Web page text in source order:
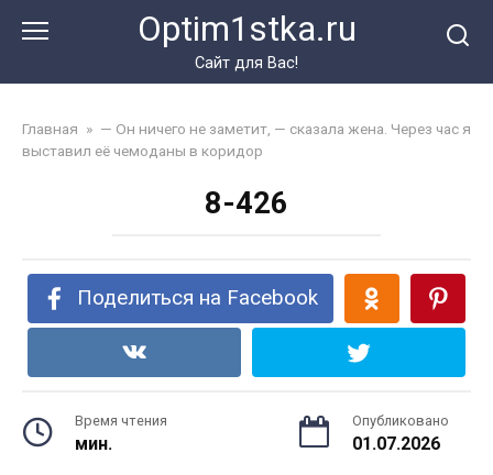
Optim1stka.ru
Сайт для Вас!
Главная » — Он ничего не заметит, — сказала жена. Через час я
выставил её чемоданы в коридор
8-426
Поделиться на Facebook
Время чтения
мин.
Опубликовано
01.07.2026